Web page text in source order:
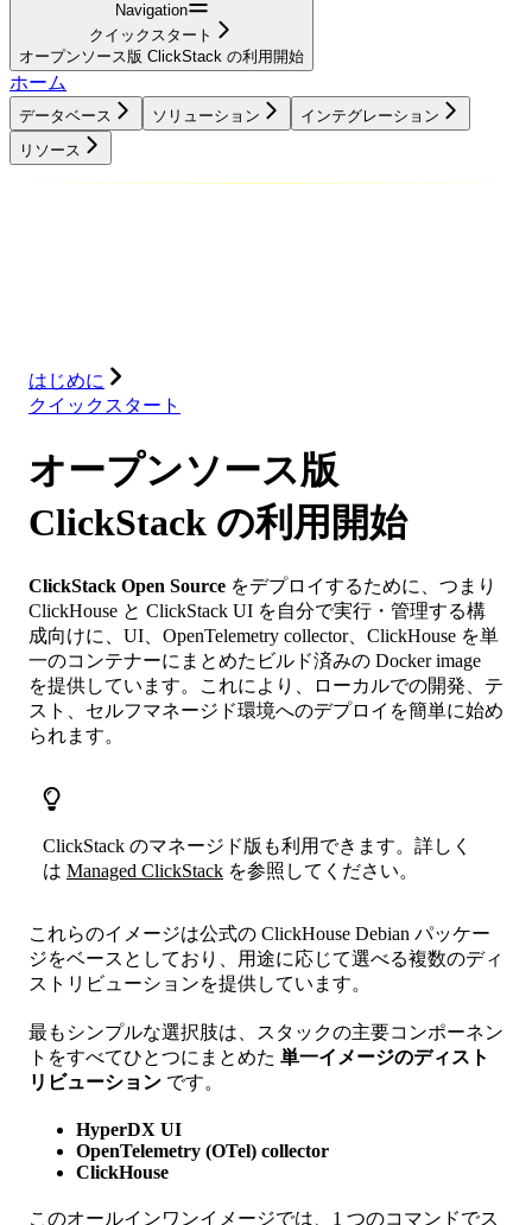
Navigation
クイックスタート
オープンソース版 ClickStack の利用開始
ホーム
データベース ソリューション
インテグレーション
リソース
はじめに
クイックスタート
オープンソース版
ClickStack の利用開始
ClickStack Open Source をデプロイするために、つまり
ClickHouse と ClickStack UI を自分で実行・管理する構
成向けに、UI、OpenTelemetry collector、ClickHouse を単
一のコンテナーにまとめたビルド済みの Docker image
を提供しています。これにより、ローカルでの開発、テ
スト、セルフマネージド環境へのデプロイを簡単に始め
られます。
ClickStack のマネージド版も利用できます。詳しく
は Managed ClickStack を参照してください。
これらのイメージは公式の ClickHouse Debian パッケー
ジをベースとしており、用途に応じて選べる複数のディ
ストリビューションを提供しています。
最もシンプルな選択肢は、スタックの主要コンポーネン
トをすべてひとつにまとめた 単一イメージのディスト
リビューション です。
HyperDX UI
OpenTelemetry (OTel) collector
ClickHouse
このオールインワンイメージでは、1 つのコマンドでス